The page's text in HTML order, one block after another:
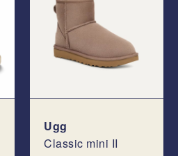
Ugg
Classic mini II